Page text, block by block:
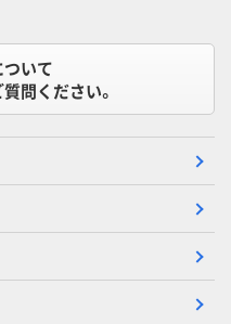
いて
問ください。